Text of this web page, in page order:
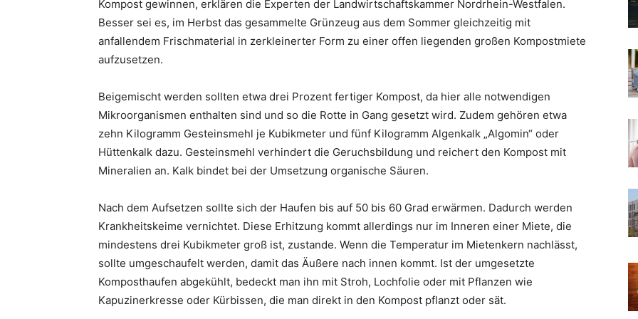
Kompost gewinnen, erklären die Experten der Landwirtschaftskammer Nordrhein-Westfalen.
Besser sei es, im Herbst das gesammelte Grünzeug aus dem Sommer gleichzeitig mit
anfallendem Frischmaterial in zerkleinerter Form zu einer offen liegenden großen Kompostmiete
aufzusetzen.
Beigemischt werden sollten etwa drei Prozent fertiger Kompost, da hier alle notwendigen
Mikroorganismen enthalten sind und so die Rotte in Gang gesetzt wird. Zudem gehören etwa
zehn Kilogramm Gesteinsmehl je Kubikmeter und fünf Kilogramm Algenkalk „Algomin“ oder
Hüttenkalk dazu. Gesteinsmehl verhindert die Geruchsbildung und reichert den Kompost mit
Mineralien an. Kalk bindet bei der Umsetzung organische Säuren.
Nach dem Aufsetzen sollte sich der Haufen bis auf 50 bis 60 Grad erwärmen. Dadurch werden
Krankheitskeime vernichtet. Diese Erhitzung kommt allerdings nur im Inneren einer Miete, die
mindestens drei Kubikmeter groß ist, zustande. Wenn die Temperatur im Mietenkern nachlässt,
sollte umgeschaufelt werden, damit das Äußere nach innen kommt. Ist der umgesetzte
Komposthaufen abgekühlt, bedeckt man ihn mit Stroh, Lochfolie oder mit Pflanzen wie
Kapuzinerkresse oder Kürbissen, die man direkt in den Kompost pflanzt oder sät.